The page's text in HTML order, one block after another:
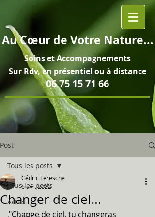
AuCœurde Votre Nature...
Soins etAccompagnements
Sur Rdv, en présentiel ou à distance
06 75 15 71 66
Post
Tous les posts
Actus
Tous les posts
Changer de ciel...
Cédric Leresche
6 avr. 2022
"Change de ciel, tu changeras